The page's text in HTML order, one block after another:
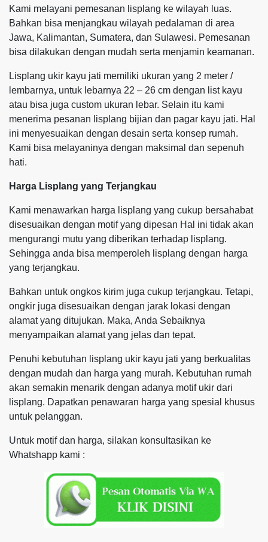
Kami melayani pemesanan lisplang ke wilayah luas.
Bahkan bisa menjangkau wilayah pedalaman di area
Jawa, Kalimantan, Sumatera, dan Sulawesi. Pemesanan
bisa dilakukan dengan mudah serta menjamin keamanan.
Lisplang ukir kayu jati memiliki ukuran yang 2 meter /
lembarnya, untuk lebarnya 22 – 26 cm dengan list kayu
atau bisa juga custom ukuran lebar. Selain itu kami
menerima pesanan lisplang bijian dan pagar kayu jati. Hal
ini menyesuaikan dengan desain serta konsep rumah.
Kami bisa melayaninya dengan maksimal dan sepenuh
hati.
Harga Lisplang yang Terjangkau
Kami menawarkan harga lisplang yang cukup bersahabat
disesuaikan dengan motif yang dipesan Hal ini tidak akan
mengurangi mutu yang diberikan terhadap lisplang.
Sehingga anda bisa memperoleh lisplang dengan harga
yang terjangkau.
Bahkan untuk ongkos kirim juga cukup terjangkau. Tetapi,
ongkir juga disesuaikan dengan jarak lokasi dengan
alamat yang ditujukan. Maka, Anda Sebaiknya
menyampaikan alamat yang jelas dan tepat.
Penuhi kebutuhan lisplang ukir kayu jati yang berkualitas
dengan mudah dan harga yang murah. Kebutuhan rumah
akan semakin menarik dengan adanya motif ukir dari
lisplang. Dapatkan penawaran harga yang spesial khusus
untuk pelanggan.
Untuk motif dan harga, silakan konsultasikan ke
Whatshapp kami :